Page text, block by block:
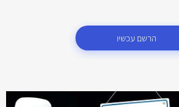
הרשם עכשיו